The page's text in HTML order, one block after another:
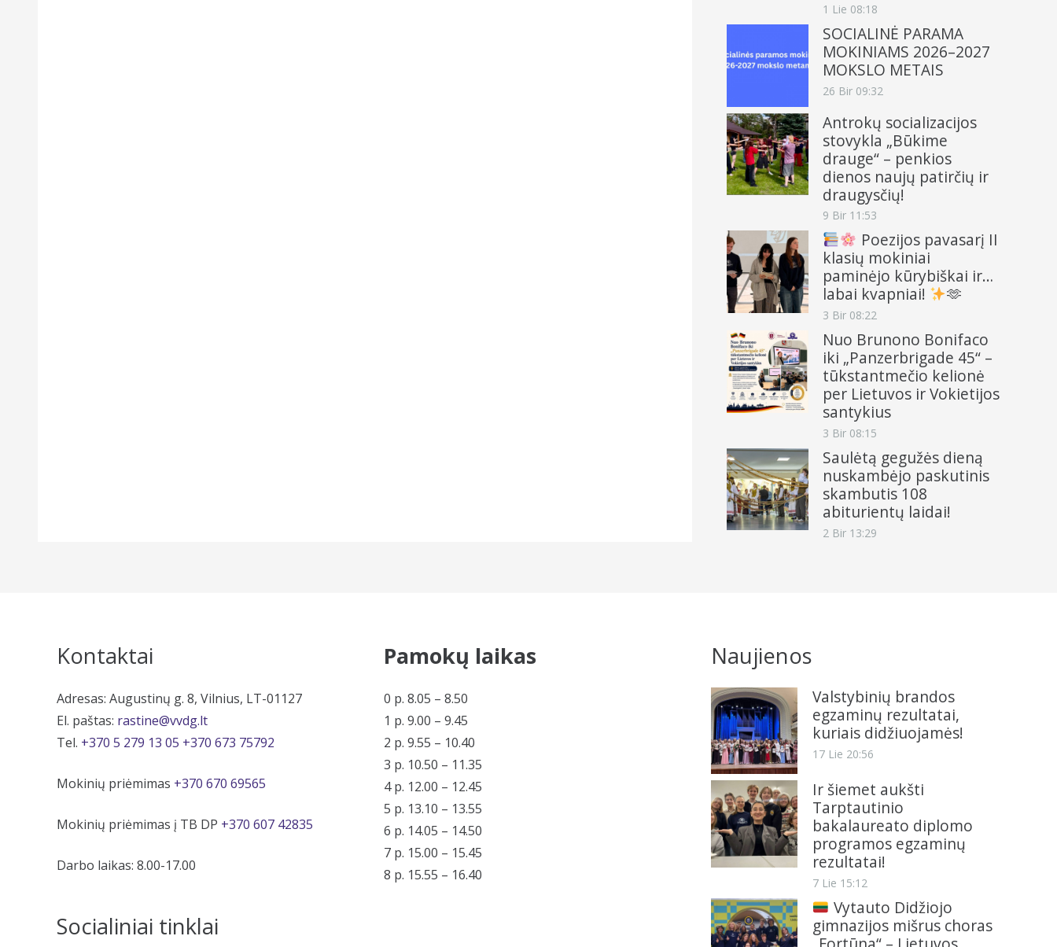
1 Lie 08:18
SOCIALINĖ PARAMA
MOKINIAMS 2026–2027
MOKSLO METAIS
26 Bir 09:32
Antrokų socializacijos
stovykla „Būkime
drauge“ – penkios
dienos naujų patirčių ir
draugysčių!
9 Bir 11:53
Poezijos pavasarį II
klasių mokiniai
paminėjo kūrybiškai ir…
labai kvapniai!
🫶
3 Bir 08:22
Nuo Brunono Bonifaco
iki „Panzerbrigade 45“ –
tūkstantmečio kelionė
per Lietuvos ir Vokietijos
santykius
3 Bir 08:15
Saulėtą gegužės dieną
nuskambėjo paskutinis
skambutis 108
abiturientų laidai!
2 Bir 13:29
Kontaktai
Adresas: Augustinų g. 8, Vilnius, LT-01127
El. paštas: rastine@vvdg.lt
Tel. +370 5 279 13 05 +370 673 75792
Mokinių priėmimas +370 670 69565
Mokinių priėmimas į TB DP +370 607 42835
Darbo laikas: 8.00-17.00
Socialiniai tinklai
Pamokų laikas
0 p. 8.05 – 8.50
1 p. 9.00 – 9.45
2 p. 9.55 – 10.40
3 p. 10.50 – 11.35
4 p. 12.00 – 12.45
5 p. 13.10 – 13.55
6 p. 14.05 – 14.50
7 p. 15.00 – 15.45
8 p. 15.55 – 16.40
Naujienos
Valstybinių brandos
egzaminų rezultatai,
kuriais didžiuojamės!
17 Lie 20:56
Ir šiemet aukšti
Tarptautinio
bakalaureato diplomo
programos egzaminų
rezultatai!
7 Lie 15:12
Vytauto Didžiojo
gimnazijos mišrus choras